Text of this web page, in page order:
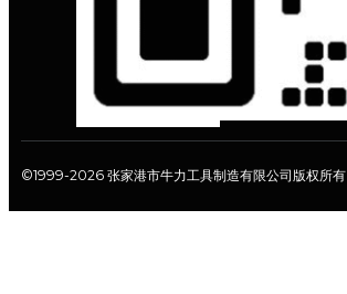
©1999-2026 张家港市牛力工具制造有限公司版权所有